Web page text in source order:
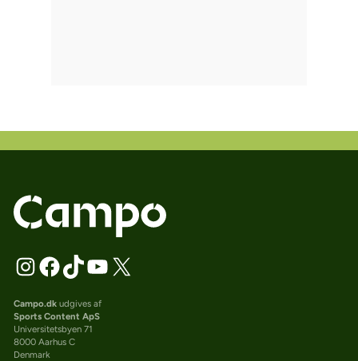
Campo.dkudgives af
Sports Content ApS
Universitetsbyen 71
8000 Aarhus C
Denmark